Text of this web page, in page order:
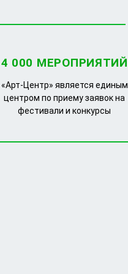
4 000 МЕРОПРИЯТИЙ
«Арт-Центр» является единым
центром по приему заявок на
фестивали и конкурсы